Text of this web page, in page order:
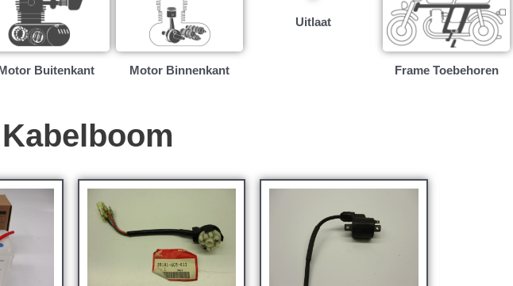
Buitenkant Motor Binnenkant
Uitlaat
Frame Toebehoren